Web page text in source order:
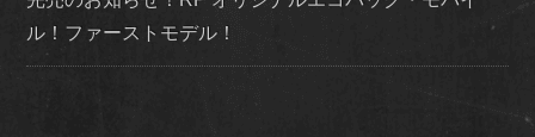
ル！ファーストモデル！